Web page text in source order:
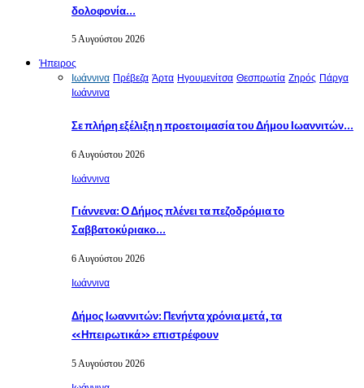
δολοφονία…
5 Αυγούστου 2026
Ήπειρος
Ιωάννινα Πρέβεζα Άρτα Ηγουμενίτσα Θεσπρωτία Ζηρός Πάργα
Ιωάννινα
Σε πλήρη εξέλιξη η προετοιμασία του Δήμου Ιωαννιτών…
6 Αυγούστου 2026
Ιωάννινα
Γιάννενα: Ο Δήμος πλένει τα πεζοδρόμια το
Σαββατοκύριακο…
6 Αυγούστου 2026
Ιωάννινα
Δήμος Ιωαννιτών: Πενήντα χρόνια μετά, τα
«Ηπειρωτικά» επιστρέφουν
5 Αυγούστου 2026